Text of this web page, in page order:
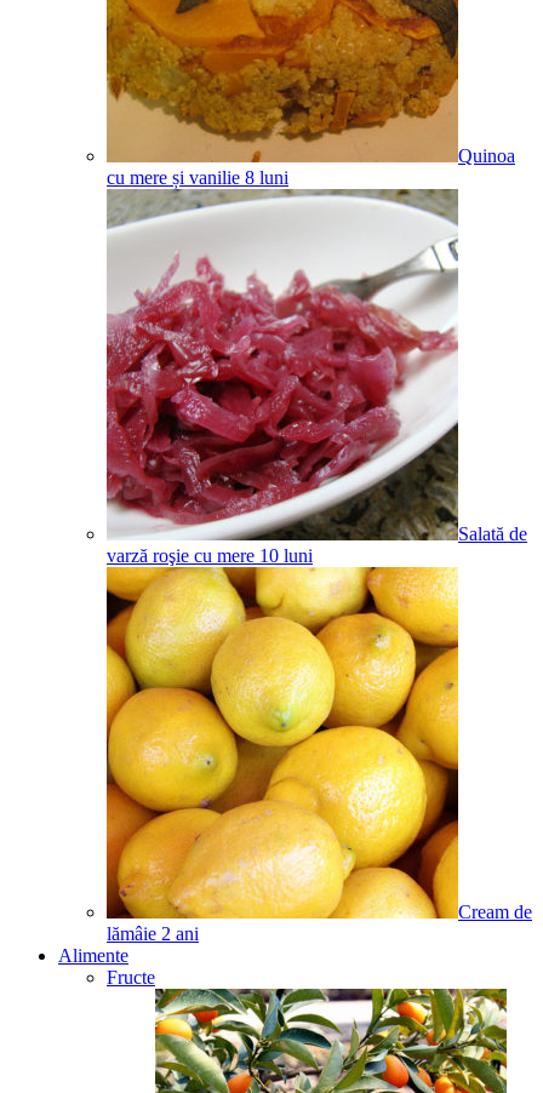
Quinoa
cu mere și vanilie 8 luni
Salată de
varză roşie cu mere 10 luni
Cream de
lămâie 2 ani
Alimente
Fructe